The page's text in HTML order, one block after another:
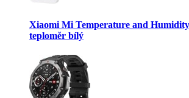
Xiaomi Mi Temperature and
teploměr bílý